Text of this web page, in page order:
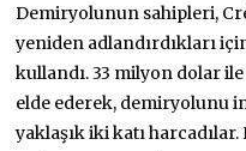
Demiryolunun sahipleri,
yeniden adlandırdıkları
kullandı. 33 milyon dolar
elde ederek, demiryolunu
yaklaşık iki katı